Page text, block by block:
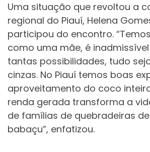
Uma situação que revoltou a
regional do Piauí, Helena
participou do encontro.
como uma mãe, é
tantas possibilidades, tudo
cinzas. No Piauí temos boas
aproveitamento do coco
renda gerada transforma a
de famílias de quebradeiras
babaçu”, enfatizou.